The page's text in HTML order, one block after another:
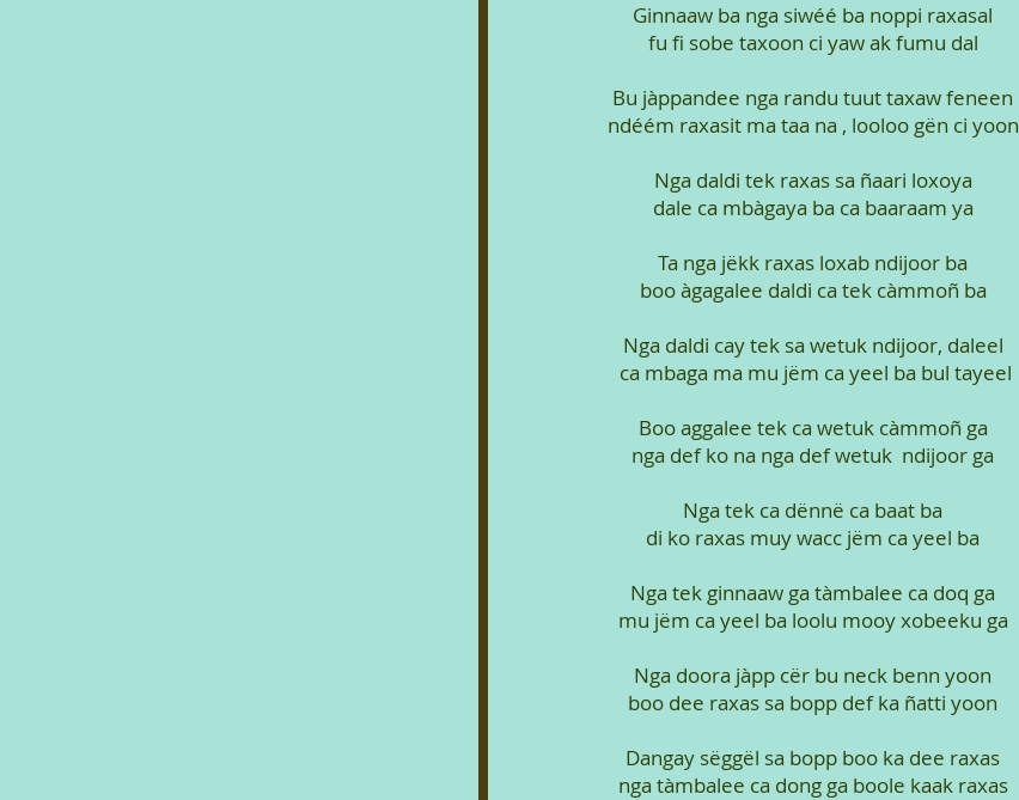
Ginnaaw ba nga siwéé ba noppi raxasal
fu fi sobe taxoon ci yaw ak fumu dal
Bu jàppandee nga randu tuut taxaw feneen
ndéém raxasit ma taa na , looloo gën ci yoon
Nga daldi tek raxas sa ñaari loxoya
dale ca mbàgaya ba ca baaraam ya
Ta nga jëkk raxas loxab ndijoor ba
boo àgagalee daldi ca tek càmmoñ ba
Nga daldi cay tek sa wetuk ndijoor, daleel
ca mbaga ma mu jëm ca yeel ba bul tayeel
Boo aggalee tek ca wetuk càmmoñ ga
nga def ko na nga def wetuk ndijoor ga
Nga tek ca dënnë ca baat ba
di ko raxas muy wacc jëm ca yeel ba
Nga tek ginnaaw ga tàmbalee ca doq ga
mu jëm ca yeel ba loolu mooy xobeeku ga
Nga doora jàpp cër bu neck benn yoon
boo dee raxas sa bopp def ka ñatti yoon
Dangay sëggël sa bopp boo ka dee raxas
nga tàmbalee ca dong ga boole kaak raxas